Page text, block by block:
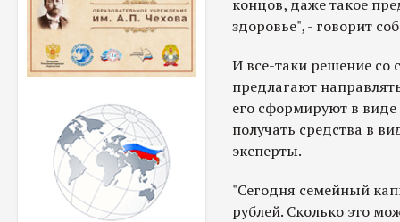
концов, даже такое
здоровье", - говорит
И все-таки решение со
предлагают
его сформируют в
получать средства в
эксперты.
"Сегодня семейный
рублей. Сколько это